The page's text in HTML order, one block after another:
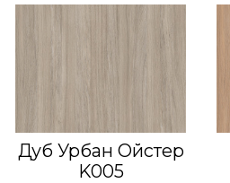
Дуб Урбан Ойстер
K005